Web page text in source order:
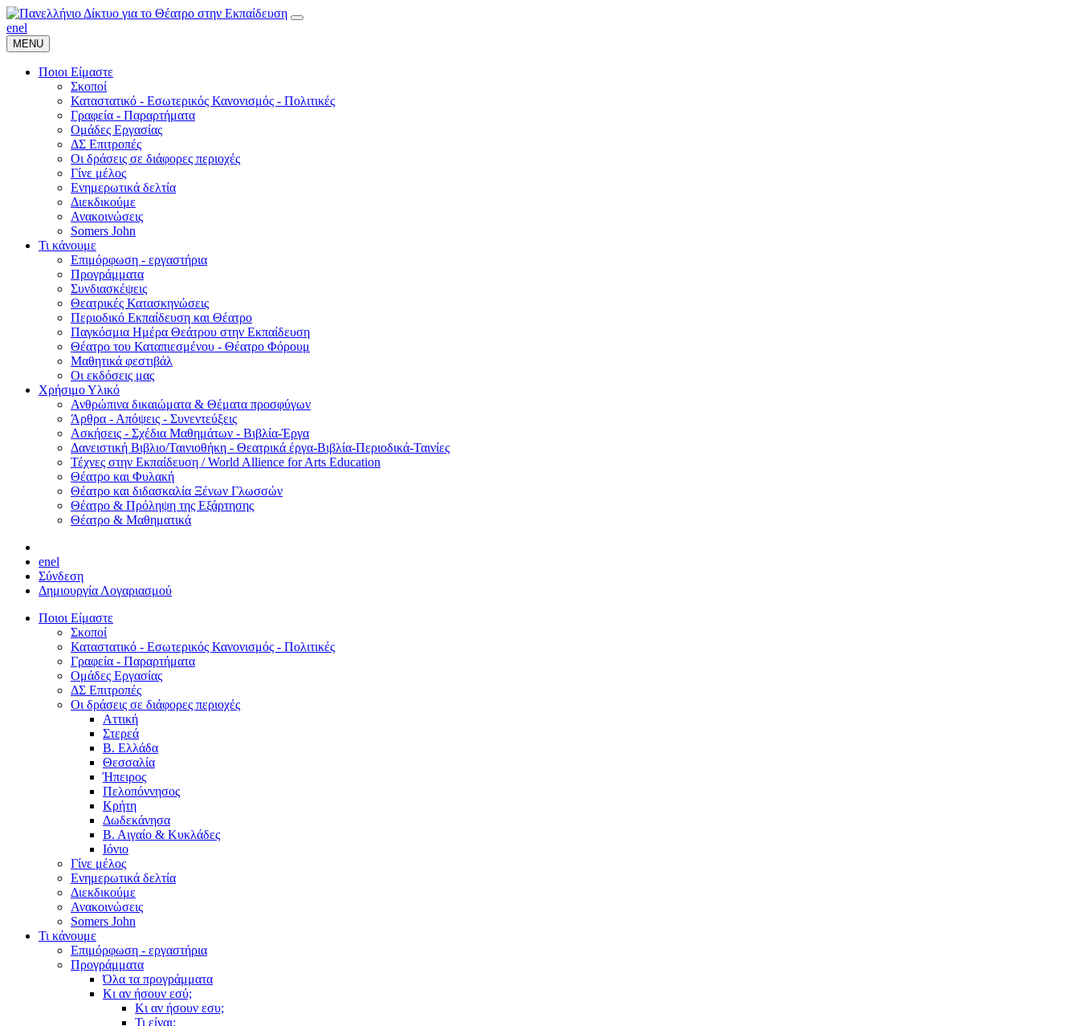
enel
MENU
Ποιοι Είμαστε
Σκοποί
Καταστατικό - Εσωτερικός Κανονισμός - Πολιτικές
Γραφεία - Παραρτήματα
Ομάδες Εργασίας
ΔΣ Επιτροπές
Οι δράσεις σε διάφορες περιοχές
Γίνε μέλος
Ενημερωτικά δελτία
Διεκδικούμε
Ανακοινώσεις
Somers John
Τι κάνουμε
Επιμόρφωση - εργαστήρια
Προγράμματα
Συνδιασκέψεις
Θεατρικές Κατασκηνώσεις
Περιοδικό Εκπαίδευση και Θέατρο
Παγκόσμια Ημέρα Θεάτρου στην Εκπαίδευση
Θέατρο του Καταπιεσμένου - Θέατρο Φόρουμ
Μαθητικά φεστιβάλ
Οι εκδόσεις μας
Χρήσιμο Υλικό
Ανθρώπινα δικαιώματα & Θέματα προσφύγων
Άρθρα - Απόψεις - Συνεντεύξεις
Ασκήσεις - Σχέδια Μαθημάτων - Βιβλία-Έργα
Δανειστική Βιβλιο/Ταινιοθήκη - Θεατρικά έργα-Βιβλία-Περιοδικά-Ταινίες
Τέχνες στην Εκπαίδευση / World Allience for Arts Education
Θέατρο και Φυλακή
Θέατρο και διδασκαλία Ξένων Γλωσσών
Θέατρο & Πρόληψη της Εξάρτησης
Θέατρο & Μαθηματικά
enel
Σύνδεση
Δημιουργία Λογαριασμού
Ποιοι Είμαστε
Σκοποί
Καταστατικό - Εσωτερικός Κανονισμός - Πολιτικές
Γραφεία - Παραρτήματα
Ομάδες Εργασίας
ΔΣ Επιτροπές
Οι δράσεις σε διάφορες περιοχές
Αττική
Στερεά
Β. Ελλάδα
Θεσσαλία
Ήπειρος
Πελοπόννησος
Κρήτη
Δωδεκάνησα
Β. Αιγαίο & Κυκλάδες
Ιόνιο
Γίνε μέλος
Ενημερωτικά δελτία
Διεκδικούμε
Ανακοινώσεις
Somers John
Τι κάνουμε
Επιμόρφωση - εργαστήρια
Προγράμματα
Όλα τα προγράμματα
Κι αν ήσουν εσύ;
Κι αν ήσουν εσυ;
Τι είναι;